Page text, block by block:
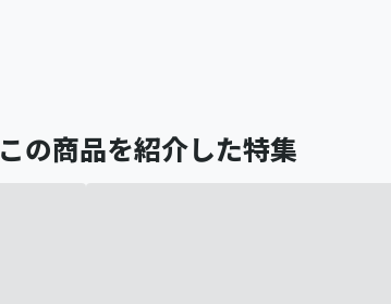
この商品を紹介した特集